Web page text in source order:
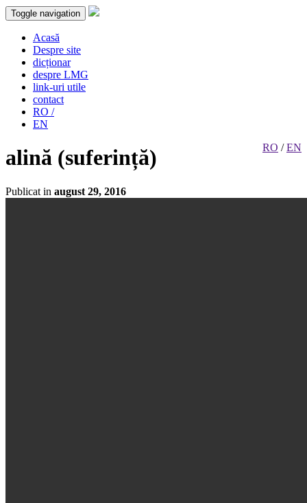
Toggle navigation
Acasă
Despre site
dicționar
despre LMG
link-uri utile
contact
RO /
EN
RO /EN
alină (suferință)
Publicat in august 29, 2016